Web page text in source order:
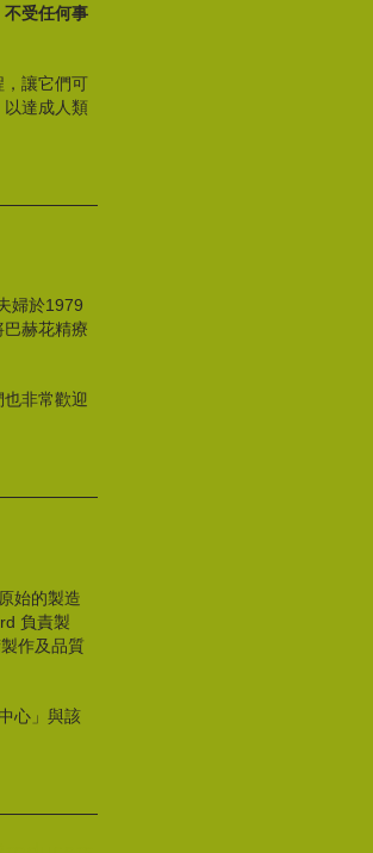
不受任何事
，讓它們可
以達成人類
婦於1979
赫花精療
非常歡迎
始的製造
負責製
作及品質
心」與該